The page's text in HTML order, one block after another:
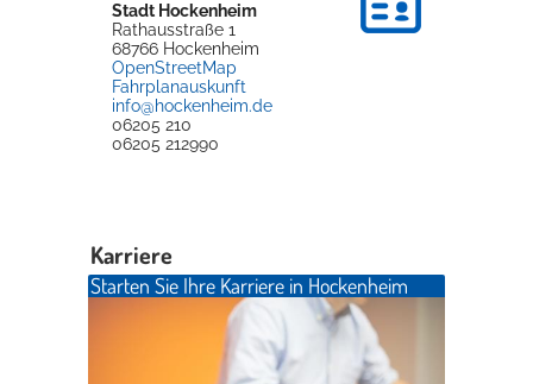
Stadt Hockenheim
Rathausstraße 1
68766 Hockenheim
OpenStreetMap
Fahrplanauskunft
info@hockenheim.de
06205 210
06205 212990
Karriere
Starten Sie Ihre Karriere in Hockenheim